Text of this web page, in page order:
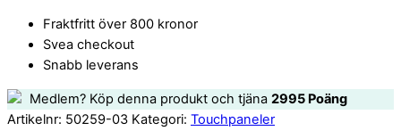
Fraktfritt över 800 kronor
Svea checkout
Snabb leverans
Medlem? Köp denna produkt och tjäna 2995 Poäng
Artikelnr: 50259-03 Kategori: Touchpaneler